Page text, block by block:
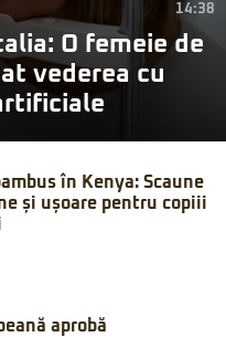
14:38
O femeie de
vederea cu
în Kenya: Scaune
și ușoare pentru copiii
aprobă